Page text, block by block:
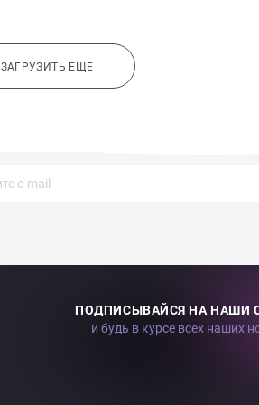
ЗАГРУЗИТЬ ЕЩЕ
ПОДПИСЫВАЙСЯ НА НАШИ
и будь в курсе всех наших